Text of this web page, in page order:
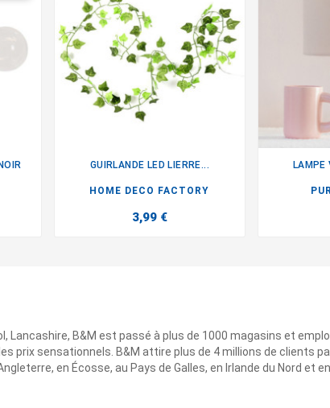
GUIRLANDE LED LIERRE...
HOME DECO FACTORY
3,99 €
LAMPE
Lancashire, B&M est passé à plus de 1000 magasins et
prix sensationnels. B&M attire plus de 4 millions de clients
en Écosse, au Pays de Galles, en Irlande du Nord et